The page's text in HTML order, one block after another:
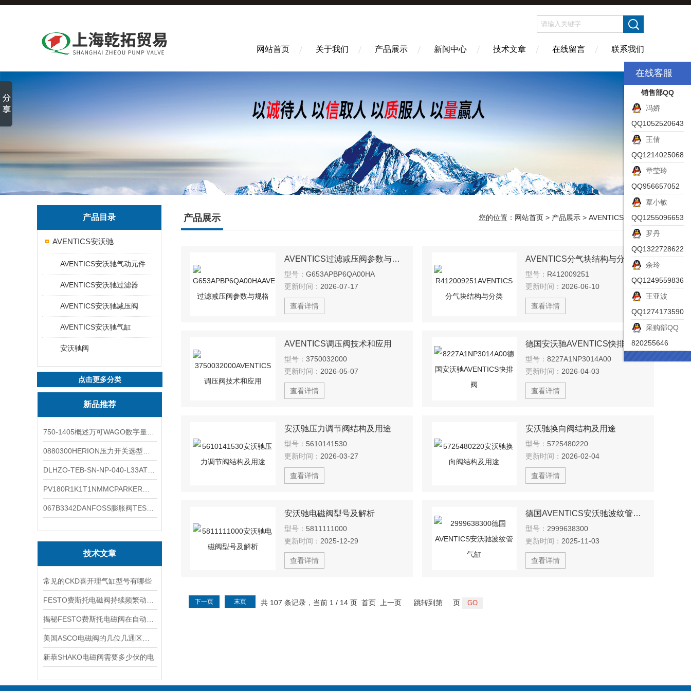
网站首页 关于我们 产品展示 新闻中心 技术文章 在线留言 联系我们
产品目录
AVENTICS安沃驰
AVENTICS安沃驰气动元件
AVENTICS安沃驰过滤器
AVENTICS安沃驰减压阀
AVENTICS安沃驰气缸
安沃驰阀
点击更多分类
新品推荐
技术文章
常见的CKD喜开理气缸型号有哪些
新恭SHAKO电磁阀需要多少伏的电
产品展示 您的位置： 网站首页 > 产品展示 > AVENTICS安沃驰 >
AVENTICS过滤减压阀参数与规格
型号： G653APBP6QA00HA
更新时间： 2026-07-17
查看详情
AVENTICS分气块结构与分类
型号： R412009251
更新时间： 2026-06-10
查看详情
AVENTICS调压阀技术和应用
型号： 3750032000
更新时间： 2026-05-07
查看详情
德国安沃驰AVENTICS快排阀
型号： 8227A1NP3014A00
更新时间： 2026-04-03
查看详情
安沃驰压力调节阀结构及用途
型号： 5610141530
更新时间： 2026-03-27
查看详情
安沃驰换向阀结构及用途
型号： 5725480220
更新时间： 2026-02-04
查看详情
安沃驰电磁阀型号及解析
型号： 5811111000
更新时间： 2025-12-29
查看详情
德国AVENTICS安沃驰波纹管气缸
型号： 2999638300
更新时间： 2025-11-03
查看详情
共 107 条记录，当前 1 / 14 页 首页 上一页
下一页 末页 跳转到第 页
在线客服
销售部QQ
冯娇
QQ1052520643
王倩
QQ1214025068
章莹玲
QQ956657052
覃小敏
QQ1255096653
罗丹
QQ1322728622
余玲
QQ1249559836
王亚波
QQ1274173590
采购部QQ
820255646